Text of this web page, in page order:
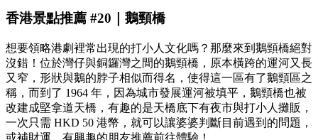
香港景點推薦 #20｜鵝頸橋
想要領略港劇裡常出現的打小人文化嗎？那麼來到鵝頸橋絕對
沒錯！位於灣仔與銅鑼灣之間的鵝頸橋，原本橫跨的運河又長
又窄，形狀與鵝的脖子相似而得名，使得這一區有了鵝頸區之
稱，而到了 1964 年，因為城市發展運河被填平，鵝頸橋也被
改建成堅拿道天橋，有趣的是天橋底下有夜市與打小人攤販，
一次只需 HKD 50 港幣，就可以讓婆婆判斷目前遇到的問題，